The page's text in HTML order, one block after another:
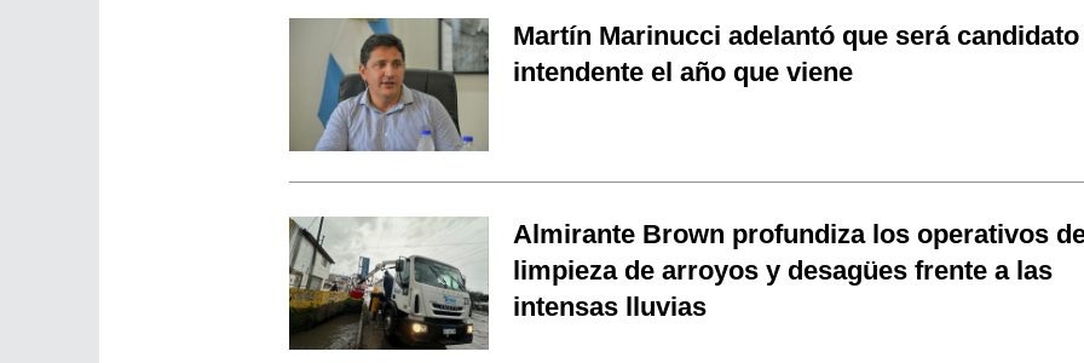
Martín Marinucci adelantó que será candidato
intendente el año que viene
Almirante Brown profundiza los operativos
limpieza de arroyos y desagües frente a las
intensas lluvias